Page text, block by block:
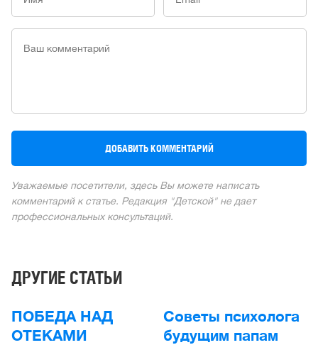
Уважаемые посетители, здесь Вы можете написать
комментарий к статье. Редакция "Детской" не дает
профессиональных консультаций.
ДРУГИЕ СТАТЬИ
ПОБЕДА НАД
ОТЕКАМИ
Советы психолога
будущим папам